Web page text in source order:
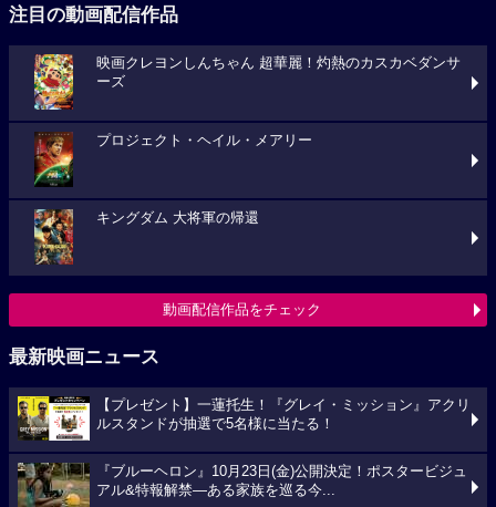
注目の動画配信作品
映画クレヨンしんちゃん 超華麗！灼熱のカスカベダンサ
ーズ
プロジェクト・ヘイル・メアリー
キングダム 大将軍の帰還
動画配信作品をチェック
最新映画ニュース
【プレゼント】一蓮托生！『グレイ・ミッション』アクリ
ルスタンドが抽選で5名様に当たる！
『ブルーヘロン』10月23日(金)公開決定！ポスタービジュ
アル&特報解禁―ある家族を巡る今...